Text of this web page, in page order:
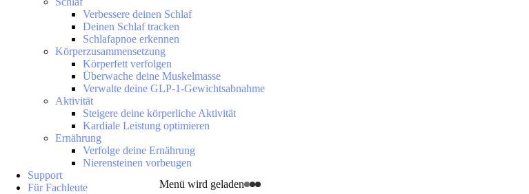
Menü wird geladen
Verbessere deinen Schlaf
Deinen Schlaf tracken
Schlafapnoe erkennen
Körperzusammensetzung
Körperfett verfolgen
Überwache deine Muskelmasse
Verwalte deine GLP-1-Gewichtsabnahme
Aktivität
Steigere deine körperliche Aktivität
Kardiale Leistung optimieren
Ernährung
Verfolge deine Ernährung
Nierensteinen vorbeugen
Support
Für Fachleute